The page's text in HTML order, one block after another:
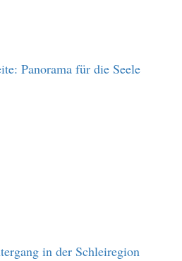
Panorama für die Seele
in der Schleiregion